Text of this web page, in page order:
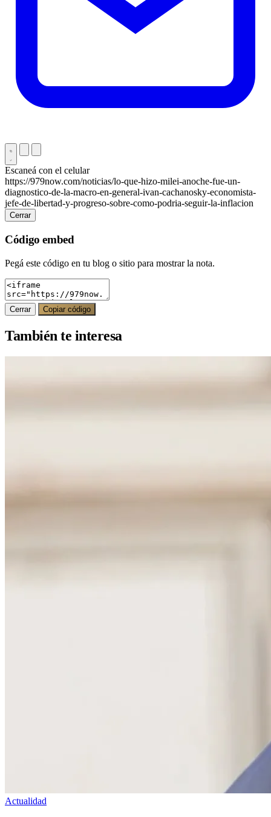
Escaneá con el celular
https://979now.com/noticias/lo-que-hizo-milei-anoche-fue-un-
diagnostico-de-la-macro-en-general-ivan-cachanosky-economista-
jefe-de-libertad-y-progreso-sobre-como-podria-seguir-la-inflacion
Cerrar
Código embed
Pegá este código en tu blog o sitio para mostrar la nota.
Cerrar Copiar código
También te interesa
Actualidad